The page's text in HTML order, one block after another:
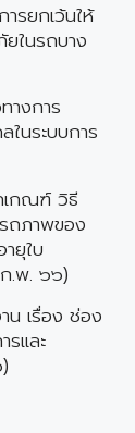
รยกเว้นให้
ในรถบาง
างการ
นระบบการ
เกณฑ์ วิธี
ถภาพของ
ยุใบ
.พ. ๖๖)
น เรื่อง ช่อง
และ